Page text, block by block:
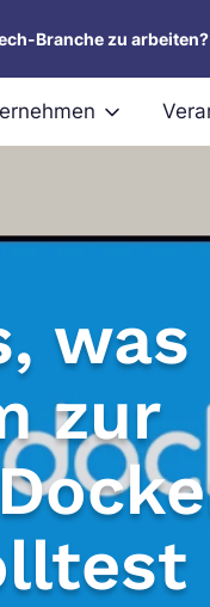
Branche zu
was
zur